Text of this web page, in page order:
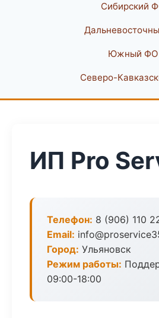
Сибирский
Южный ФО
Северо-
ИП Pro
Телефон: 8 (906) 110
Email:
Город: Ульяновск
Режим работы:
09:00-18:00